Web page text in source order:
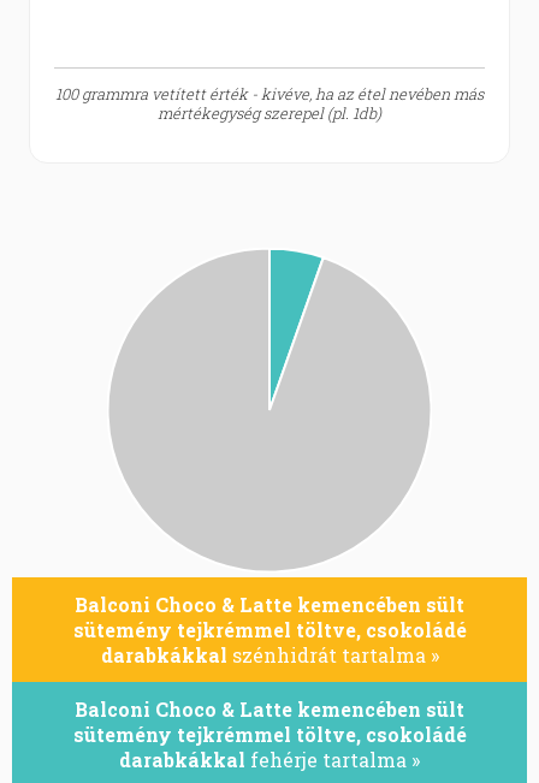
100 grammra vetített érték - kivéve, ha az étel nevében más
mértékegység szerepel (pl. 1db)
Balconi Choco & Latte kemencében sült
sütemény tejkrémmel töltve, csokoládé
darabkákkal szénhidrát tartalma »
Balconi Choco & Latte kemencében sült
sütemény tejkrémmel töltve, csokoládé
darabkákkal fehérje tartalma »